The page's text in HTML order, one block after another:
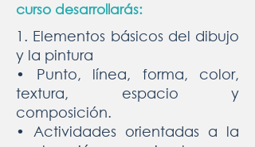
curso desarrollarás:
1. Elementos básicos del dibujo
y la pintura
• Punto, línea, forma, color,
textura, espacio y
composición.
• Actividades orientadas a la